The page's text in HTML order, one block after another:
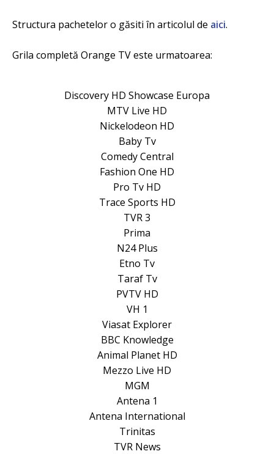
Structura pachetelor o găsiti în articolul de aici.
Grila completă Orange TV este urmatoarea:
Discovery HD Showcase Europa
MTV Live HD
Nickelodeon HD
Baby Tv
Comedy Central
Fashion One HD
Pro Tv HD
Trace Sports HD
TVR 3
Prima
N24 Plus
Etno Tv
Taraf Tv
PVTV HD
VH 1
Viasat Explorer
BBC Knowledge
Animal Planet HD
Mezzo Live HD
MGM
Antena 1
Antena International
Trinitas
TVR News